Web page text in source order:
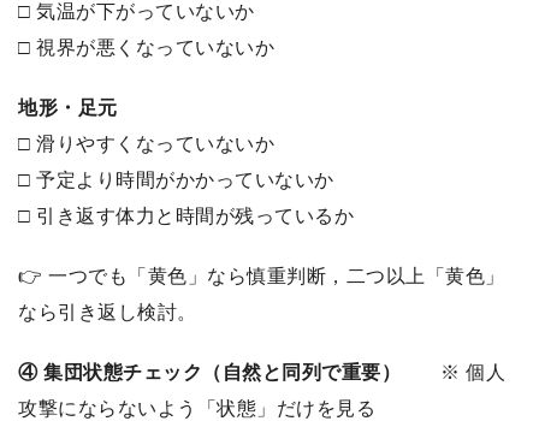
□ 気温が下がっていないか
□ 視界が悪くなっていないか
地形・足元
□ 滑りやすくなっていないか
□ 予定より時間がかかっていないか
□ 引き返す体力と時間が残っているか
👉 一つでも「黄色」なら慎重判断，二つ以上「黄色」
なら引き返し検討。
④ 集団状態チェック（自然と同列で重要）
※ 個人
攻撃にならないよう「状態」だけを見る